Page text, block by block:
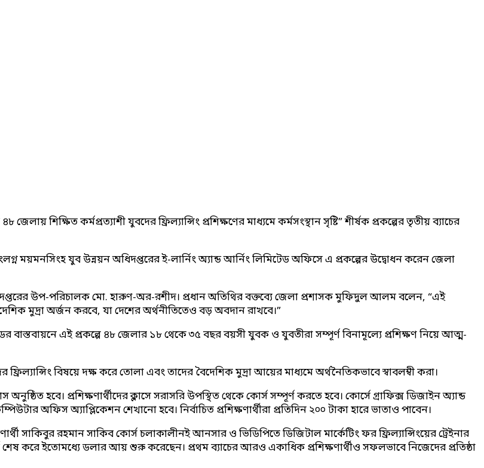
শিক্ষিত কর্মপ্রত্যাশী যুবদের ফ্রিল্যান্সিং প্রশিক্ষণের মাধ্যমে কর্মসংস্থান সৃষ্টি” শীর্ষক প্রকল্পের তৃতীয় ব্যাচের
ময়মনসিংহ যুব উন্নয়ন অধিদপ্তরের ই-লার্নিং অ্যান্ড আর্নিং লিমিটেড অফিসে এ প্রকল্পের উদ্বোধন করেন জেলা
উপ-পরিচালক মো. হারুণ-অর-রশীদ। প্রধান অতিথির বক্তব্যে জেলা প্রশাসক মুফিদুল আলম বলেন, “এই
মুদ্রা অর্জন করবে, যা দেশের অর্থনীতিতেও বড় অবদান রাখবে।”
বাস্তবায়নে এই প্রকল্পে ৪৮ জেলার ১৮ থেকে ৩৫ বছর বয়সী যুবক ও যুবতীরা সম্পূর্ণ বিনামূল্যে প্রশিক্ষণ নিয়ে আত্ম-
বিষয়ে দক্ষ করে তোলা এবং তাদের বৈদেশিক মুদ্রা আয়ের মাধ্যমে অর্থনৈতিকভাবে স্বাবলম্বী করা।
অনুষ্ঠিত হবে। প্রশিক্ষণার্থীদের ক্লাসে সরাসরি উপস্থিত থেকে কোর্স সম্পূর্ণ করতে হবে। কোর্সে গ্রাফিক্স ডিজাইন অ্যান্ড
অফিস অ্যাপ্লিকেশন শেখানো হবে। নির্বাচিত প্রশিক্ষণার্থীরা প্রতিদিন ২০০ টাকা হারে ভাতাও পাবেন।
সাকিবুর রহমান সাকিব কোর্স চলাকালীনই আনসার ও ভিডিপিতে ডিজিটাল মার্কেটিং ফর ফ্রিল্যান্সিংয়ের ট্রেইনার
শেষ করে ইতোমধ্যে ডলার আয় শুরু করেছেন। প্রথম ব্যাচের আরও একাধিক প্রশিক্ষণার্থীও সফলভাবে নিজেদের প্রতিষ্ঠা